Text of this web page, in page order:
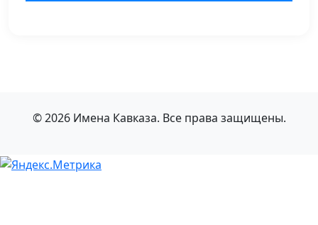
© 2026 Имена Кавказа. Все права защищены.